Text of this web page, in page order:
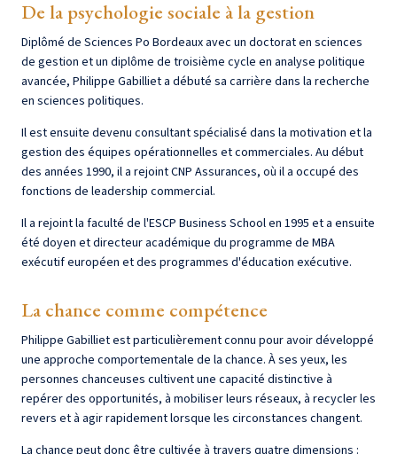
De la psychologie sociale à la gestion
Diplômé de Sciences Po Bordeaux avec un doctorat en sciences
de gestion et un diplôme de troisième cycle en analyse politique
avancée, Philippe Gabilliet a débuté sa carrière dans la recherche
en sciences politiques.
Il est ensuite devenu consultant spécialisé dans la motivation et la
gestion des équipes opérationnelles et commerciales. Au début
des années 1990, il a rejoint CNP Assurances, où il a occupé des
fonctions de leadership commercial.
Il a rejoint la faculté de l'ESCP Business School en 1995 et a ensuite
été doyen et directeur académique du programme de MBA
exécutif européen et des programmes d'éducation exécutive.
La chance comme compétence
Philippe Gabilliet est particulièrement connu pour avoir développé
une approche comportementale de la chance. À ses yeux, les
personnes chanceuses cultivent une capacité distinctive à
repérer des opportunités, à mobiliser leurs réseaux, à recycler les
revers et à agir rapidement lorsque les circonstances changent.
La chance peut donc être cultivée à travers quatre dimensions :